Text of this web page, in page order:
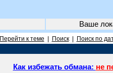
Ваше
Перейти к теме Поиск| Поиск по
Как избежать обмана: не